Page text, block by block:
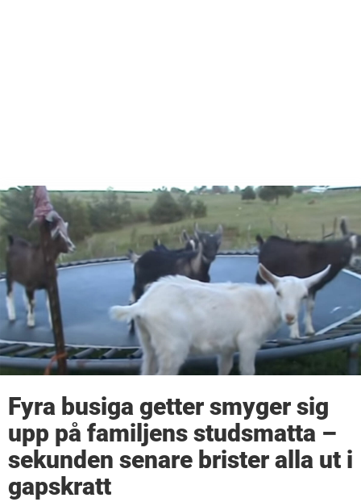
Fyra busiga getter smyger sig
upp på familjens studsmatta –
sekunden senare brister alla ut i
gapskratt